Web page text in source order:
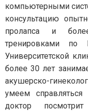
компьютерными
консультацию
пролапса и
тренировками
Университетской
более 30 лет
акушерско-
умеем
доктор